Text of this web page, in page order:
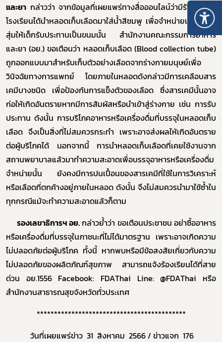
และยา กล่าวว่า จากข้อมูลที่เผยแพร่ทางสื่อออนไลน์ว่ามีร้านค้าใกล้
โรงเรียนได้นำหลอดเก็บเลือดมาใส่น้ำสีชมพู เพื่อจำหน่ายเป็นกล่อง
สุ่มให้เด็กรับประทานเป็นขนมนั้น สำนักงานคณะกรรมการอาหาร
และยา (อย.) ขอเตือนว่า หลอดเก็บเลือด (Blood collection tube)
ถูกออกแบบมาสำหรับเก็บตัวอย่างเลือดจากร่างกายมนุษย์เพื่อ
วินิจฉัยทางการแพทย์ โดยภายในหลอดดังกล่าวมีการเคลือบสาร
เคมีบางชนิด เพื่อป้องกันการแข็งตัวของเลือด ซึ่งสารเคมีนั้นอาจ
ก่อให้เกิดอันตรายหากมีการสัมผัสหรือนำเข้าสู่ร่างกาย เช่น การรับ
ประทาน ดังนั้น การบริโภคอาหารหรือเครื่องดื่มที่บรรจุในหลอดเก็บ
เลือด จึงเป็นสิ่งที่ไม่สมควรกระทำ เพราะอาจส่งผลให้เกิดอันตราย
ต่อผู้บริโภคได้ นอกจากนี้ การนำหลอดเก็บเลือดที่เคยใช้งานจาก
สถานพยาบาลแล้วมาทำความสะอาดเพื่อบรรจุอาหารหรือเครื่องดื่ม
จำหน่ายนั้น ยังคงมีการปนเปื้อนของสารเคมีที่ใช้ในการวิเคราะห์
หรือเลือดที่ตกค้างอยู่ภายในหลอด ดังนั้น จึงไม่สมควรนำมาใช้ซ้ำใน
ทุกกรณีแม้จะทำความสะอาดแล้วก็ตาม
รองเลขาธิการฯ อย.กล่าวย้ำว่า ขอเตือนประชาชน อย่าซื้ออาหาร
หรือเครื่องดื่มที่บรรจุในภาชนะที่ไม่ได้มาตรฐาน เพราะอาจเกิดความ
ไม่ปลอดภัยต่อผู้บริโภค ทั้งนี้ หากพบหรือมีข้อสงสัยเกี่ยวกับความ
ไม่ปลอดภัยของผลิตภัณฑ์สุขภาพ สามารถแจ้งร้องเรียนได้ที่สาย
ด่วน อย.1556 Facebook: FDAThai Line:@FDAThai หรือ
สำนักงานสาธารณสุขจังหวัดทั่วประเทศ
*******************************************
วันที่เผยแพร่ข่าว 31 สิงหาคม 2566/ ข่าวแจก 176
Subscribe
เลือกหัวข้อที่ท่านต้องการ Subscribe
ผู้ประกอบการายย่อย
อาหาร